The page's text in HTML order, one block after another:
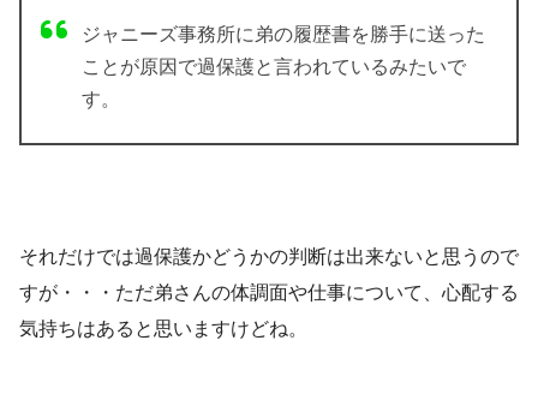
ジャニーズ事務所に弟の履歴書を勝手に送った
ことが原因で過保護と言われているみたいで
す。
それだけでは過保護かどうかの判断は出来ないと思うので
すが・・・ただ弟さんの体調面や仕事について、心配する
気持ちはあると思いますけどね。